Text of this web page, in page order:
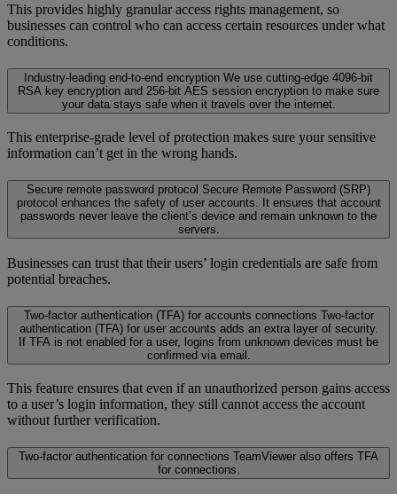
This provides highly granular access rights management, so
businesses can control who can access certain resources under what
conditions.
Industry-leading end-to-end encryption We use cutting-edge 4096-bit
RSA key encryption and 256-bit AES session encryption to make sure
your data stays safe when it travels over the internet.
This enterprise-grade level of protection makes sure your sensitive
information can’t get in the wrong hands.
Secure remote password protocol Secure Remote Password (SRP)
protocol enhances the safety of user accounts. It ensures that account
passwords never leave the client’s device and remain unknown to the
servers.
Businesses can trust that their users’ login credentials are safe from
potential breaches.
Two-factor authentication (TFA) for accounts connections Two-factor
authentication (TFA) for user accounts adds an extra layer of security.
If TFA is not enabled for a user, logins from unknown devices must be
confirmed via email.
This feature ensures that even if an unauthorized person gains access
to a user’s login information, they still cannot access the account
without further verification.
Two-factor authentication for connections TeamViewer also offers TFA
for connections.